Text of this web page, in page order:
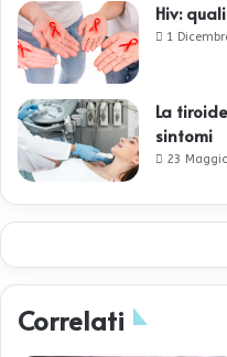
Hiv:
1
La
sintomi
23
Correlati